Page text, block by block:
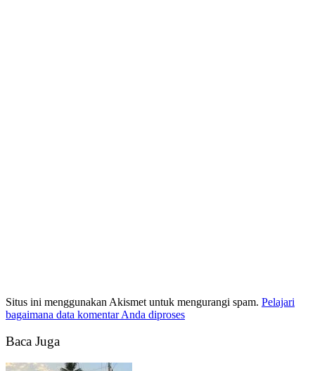
Situs ini menggunakan Akismet untuk mengurangi spam. Pelajari
bagaimana data komentar Anda diproses
Baca Juga